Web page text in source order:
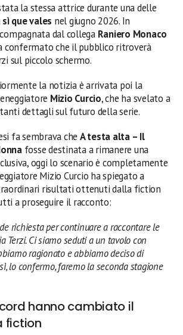
la stessa attrice durante una delle
sì que vales nel giugno 2026. In
dal collega Raniero Monaco
confermato che il pubblico ritroverà
sul piccolo schermo.
la notizia è arrivata poi la
Mizio Curcio, che ha svelato a
dettagli sul futuro della serie.
fa sembrava che A testa alta – Il
fosse destinata a rimanere una
oggi lo scenario è completamente
Mizio Curcio ha spiegato a
risultati ottenuti dalla fiction
a proseguire il racconto:
richiesta per continuare a raccontare le
Terzi. Ci siamo seduti a un tavolo con
ragionato e abbiamo deciso di
lo confermo, faremo la seconda stagione
hanno cambiato il
fiction